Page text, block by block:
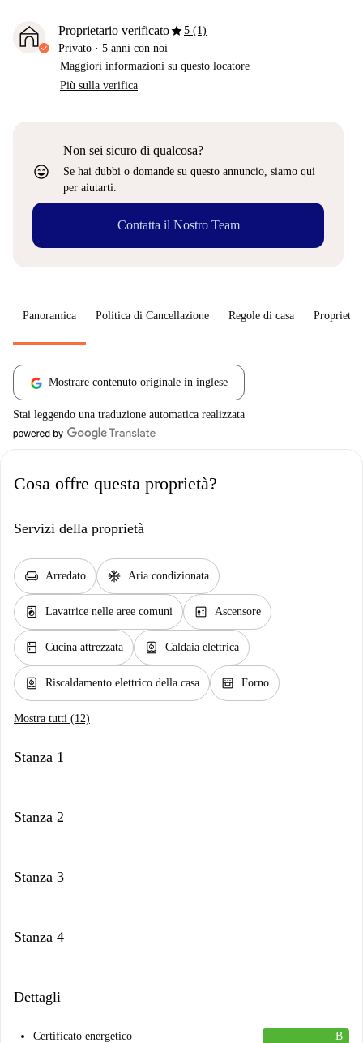
Proprietario verificatostar5 (1)
Privato · 5 anni con noi
Maggiori informazioni su questo locatore
Più sulla verifica
sentiment_very_satisfied
Non sei sicuro di qualcosa?
Se hai dubbi o domande su questo annuncio, siamo qui
per aiutarti.
Contatta il Nostro Team
Panoramica Politica di Cancellazione Regole di casa
Mostrare contenuto originale in inglese
Stai leggendo una traduzione automatica realizzata
Cosa offre questa proprietà?
Servizi della proprietà
chair Arredato ac_unit Aria condizionata
local_laundry_service Lavatrice nelle aree comuni elevator Ascensore
kitchen Cucina attrezzata water_heater Caldaia elettrica
water_heater Riscaldamento elettrico della casa oven_gen Forno
Mostra tutti (12)
Stanza 1
Stanza 2
Stanza 3
Stanza 4
Dettagli
Certificato energetico
B